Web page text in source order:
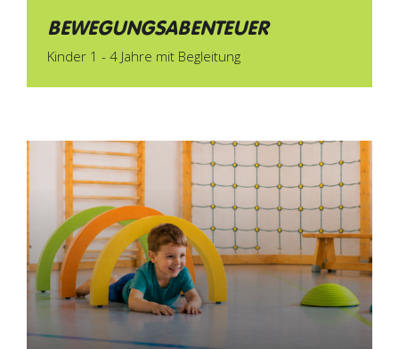
BEWEGUNGSABENTEUER
Kinder 1 - 4 Jahre mit Begleitung